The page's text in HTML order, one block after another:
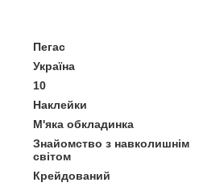
Пегас
Україна
10
Наклейки
М'яка обкладинка
Знайомство з навколишнім
світом
Крейдований